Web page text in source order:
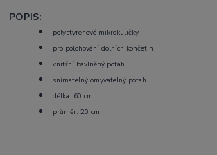
POPIS:
polystyrenové mikrokuličky
pro polohování dolních končetin
vnitřní bavlněný potah
snímatelný omyvatelný potah
délka: 60 cm
průměr: 20 cm